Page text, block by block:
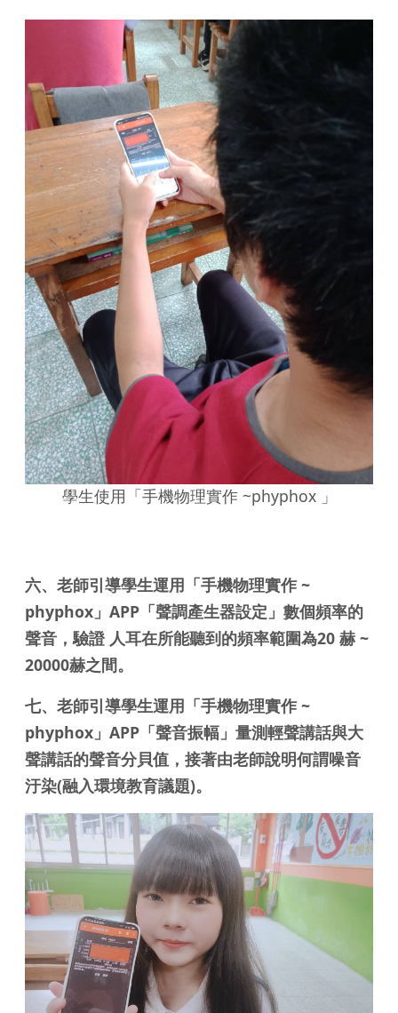
學生使用「手機物理實作 ~phyphox 」
六、老師引導學生運用「手機物理實作 ~
phyphox」APP「聲調產生器設定」數個頻率的
聲音，驗證 人耳在所能聽到的頻率範圍為20 赫 ~
20000赫之間。
七、老師引導學生運用「手機物理實作 ~
phyphox」APP「聲音振幅」量測輕聲講話與大
聲講話的聲音分貝值，接著由老師說明何謂噪音
汙染(融入環境教育議題)。